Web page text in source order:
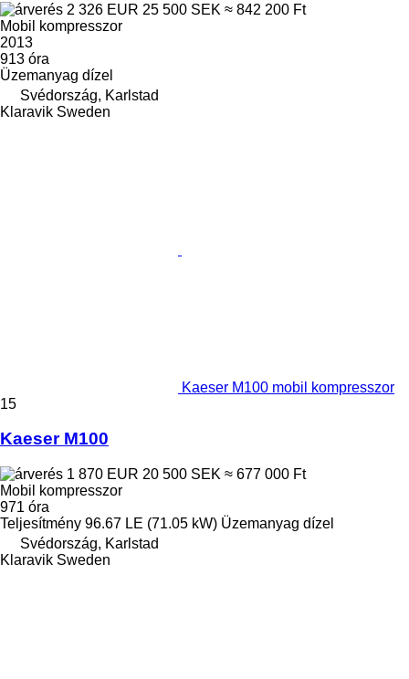
2 326 EUR 25 500 SEK ≈ 842 200 Ft
Mobil kompresszor
2013
913 óra
Üzemanyag dízel
Svédország, Karlstad
Klaravik Sweden
Kaeser M100 mobil kompresszor
15
Kaeser M100
1 870 EUR 20 500 SEK ≈ 677 000 Ft
Mobil kompresszor
971 óra
Teljesítmény 96.67 LE (71.05 kW) Üzemanyag dízel
Svédország, Karlstad
Klaravik Sweden